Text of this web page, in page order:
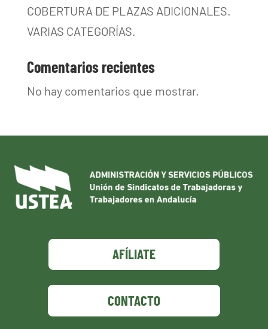
COBERTURA DE PLAZAS ADICIONALES.
VARIAS CATEGORÍAS.
Comentarios recientes
No hay comentarios que mostrar.
AFÍLIATE
CONTACTO